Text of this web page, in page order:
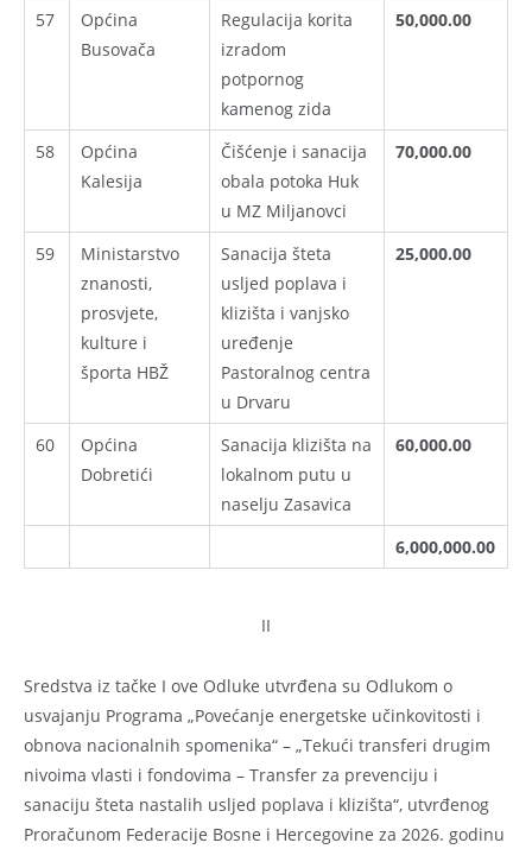
57
Općina
Busovača
Regulacija korita
izradom
potpornog
kamenog zida
50,000.00
58
Općina
Kalesija
Čišćenje i sanacija
obala potoka Huk
u MZ Miljanovci
70,000.00
59
Ministarstvo
znanosti,
prosvjete,
kulture i
športa HBŽ
Sanacija šteta
usljed poplava i
klizišta i vanjsko
uređenje
Pastoralnog centra
u Drvaru
25,000.00
60
Općina
Dobretići
Sanacija klizišta na
lokalnom putu u
naselju Zasavica
60,000.00
6,000,000.00
II
Sredstva iz tačke I ove Odluke utvrđena su Odlukom o
usvajanju Programa „Povećanje energetske učinkovitosti i
obnova nacionalnih spomenika“ – „Tekući transferi drugim
nivoima vlasti i fondovima – Transfer za prevenciju i
sanaciju šteta nastalih usljed poplava i klizišta“, utvrđenog
Proračunom Federacije Bosne i Hercegovine za 2026. godinu